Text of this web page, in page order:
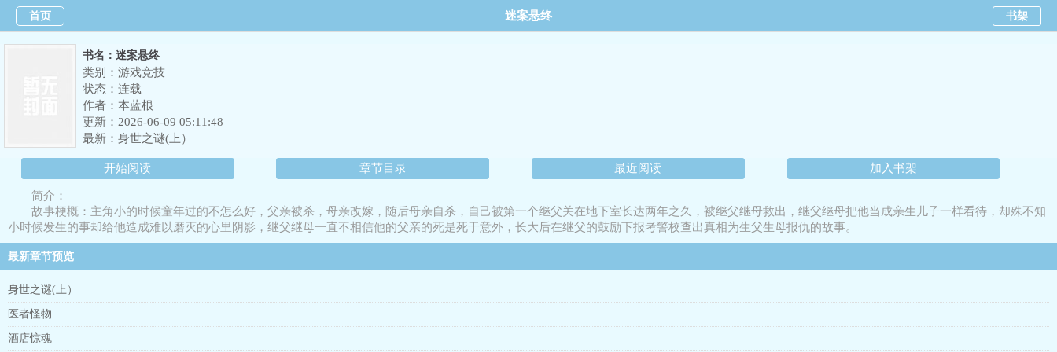
首页 迷案悬终 书架
书名：迷案悬终
类别：游戏竞技
状态：连载
作者： 本蓝根
更新：2026-06-09 05:11:48
最新： 身世之谜(上）
开始阅读 章节目录 最近阅读 加入书架
简介：
故事梗概：主角小的时候童年过的不怎么好，父亲被杀，母亲改嫁，随后母亲自杀，自己被第一个继父关在地下室长达两年之久，被继父继母救出，继父继母把他当成亲生儿子一样看待，却殊不知
小时候发生的事却给他造成难以磨灭的心里阴影，继父继母一直不相信他的父亲的死是死于意外，长大后在继父的鼓励下报考警校查出真相为生父生母报仇的故事。
最新章节预览
身世之谜(上）
医者怪物
酒店惊魂